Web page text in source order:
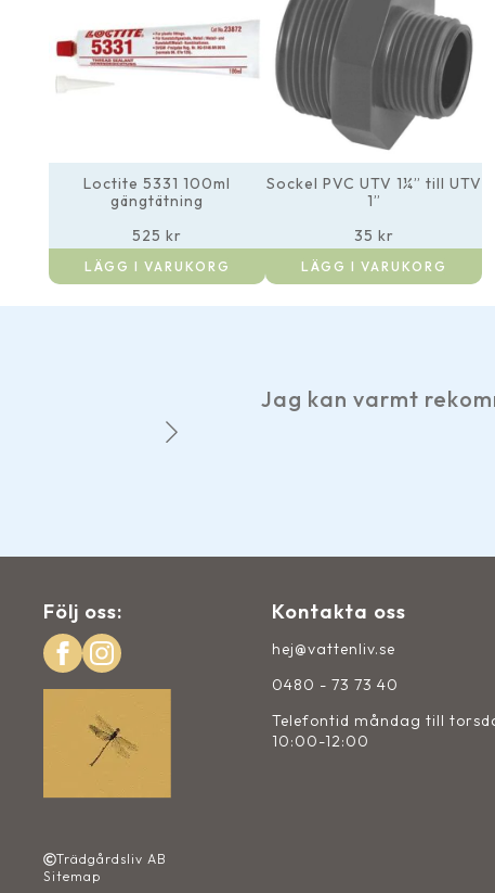
Loctite 5331 100ml
gängtätning
525 kr
LÄGG I VARUKORG
Sockel PVC UTV 1¼” till UTV
1”
35 kr
LÄGG I VARUKORG
Jag kan varmt
Följ oss:
Trädgårdsliv AB
Sitemap
Kontakta oss
hej@vattenliv.se
0480 - 73 73 40
Telefontid måndag till
10:00-12:00